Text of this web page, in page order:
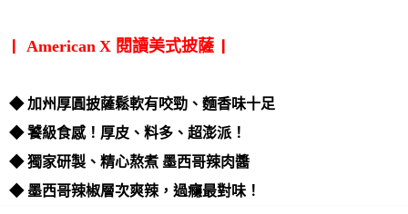
American X 閱讀美式披薩
◆ 加州厚圓披薩鬆軟有咬勁、麵香味十足
◆ 饕級食感！厚皮、料多、超澎派！
◆ 獨家研製、精心熬煮 墨西哥辣肉醬
◆ 墨西哥辣椒層次爽辣，過癮最對味！